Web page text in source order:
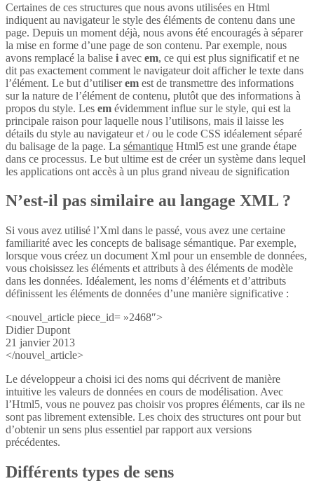
Certaines de ces structures que nous avons utilisées en Html
indiquent au navigateur le style des éléments de contenu dans une
page. Depuis un moment déjà, nous avons été encouragés à séparer
la mise en forme d’une page de son contenu. Par exemple, nous
avons remplacé la balise i avec em, ce qui est plus significatif et ne
dit pas exactement comment le navigateur doit afficher le texte dans
l’élément. Le but d’utiliserem est de transmettre des informations
sur la nature de l’élément de contenu, plutôt que des informations à
propos du style. Les em évidemment influe sur le style, qui est la
principale raison pour laquelle nous l’utilisons, mais il laisse les
détails du style au navigateur et / ou le code CSS idéalement séparé
du balisage de la page. La sémantique Html5 est une grande étape
dans ce processus. Le but ultime est de créer un système dans lequel
les applications ont accès à un plus grand niveau de signification
N’est-il pas similaire au langage XML ?
Si vous avez utilisé l’Xml dans le passé, vous avez une certaine
familiarité avec les concepts de balisage sémantique. Par exemple,
lorsque vous créez un document Xml pour un ensemble de données,
vous choisissez les éléments et attributs à des éléments de modèle
dans les données. Idéalement, les noms d’éléments et d’attributs
définissent les éléments de données d’une manière significative :
<nouvel_article piece_id= »2468″>
Didier Dupont
21 janvier 2013
</nouvel_article>
Le développeur a choisi ici des noms qui décrivent de manière
intuitive les valeurs de données en cours de modélisation. Avec
l’Html5, vous ne pouvez pas choisir vos propres éléments, car ils ne
sont pas librement extensible. Les choix des structures ont pour but
d’obtenir un sens plus essentiel par rapport aux versions
précédentes.
Différents types de sens